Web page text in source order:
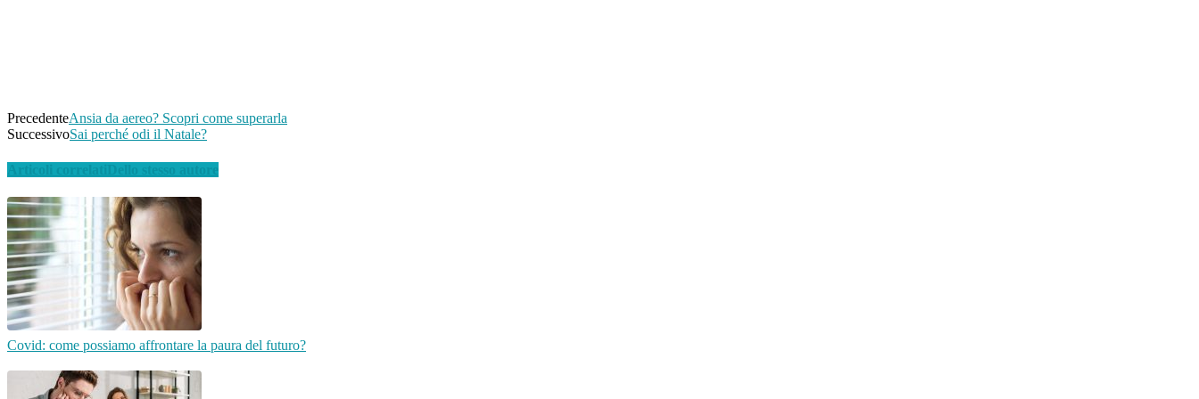
PrecedenteAnsia da aereo? Scopri come superarla
SuccessivoSai perché odi il Natale?
Covid: come possiamo affrontare la paura del futuro?